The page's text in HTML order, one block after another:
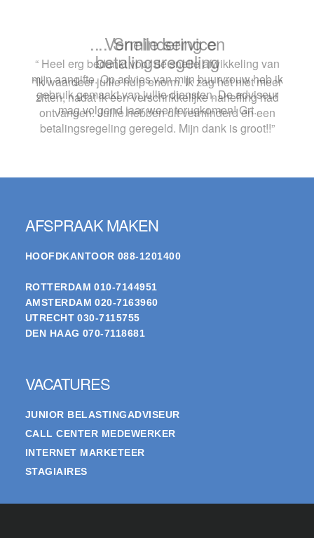
.. Snelle service
“ Heel erg bedankt voor de snelle afwikkeling van
mijn aangifte. Op advies van mijn buurvrouw heb ik
gebruik gemaakt van jullie diensten. De adviseur
mag volgend jaar weer terugkomen! Grt.
AFSPRAAK MAKEN
HOOFDKANTOOR 088-1201400
ROTTERDAM 010-7144951
AMSTERDAM 020-7163960
UTRECHT 030-7115755
DEN HAAG 070-7118681
VACATURES
JUNIOR BELASTINGADVISEUR
CALL CENTER MEDEWERKER
INTERNET MARKETEER
STAGIAIRES